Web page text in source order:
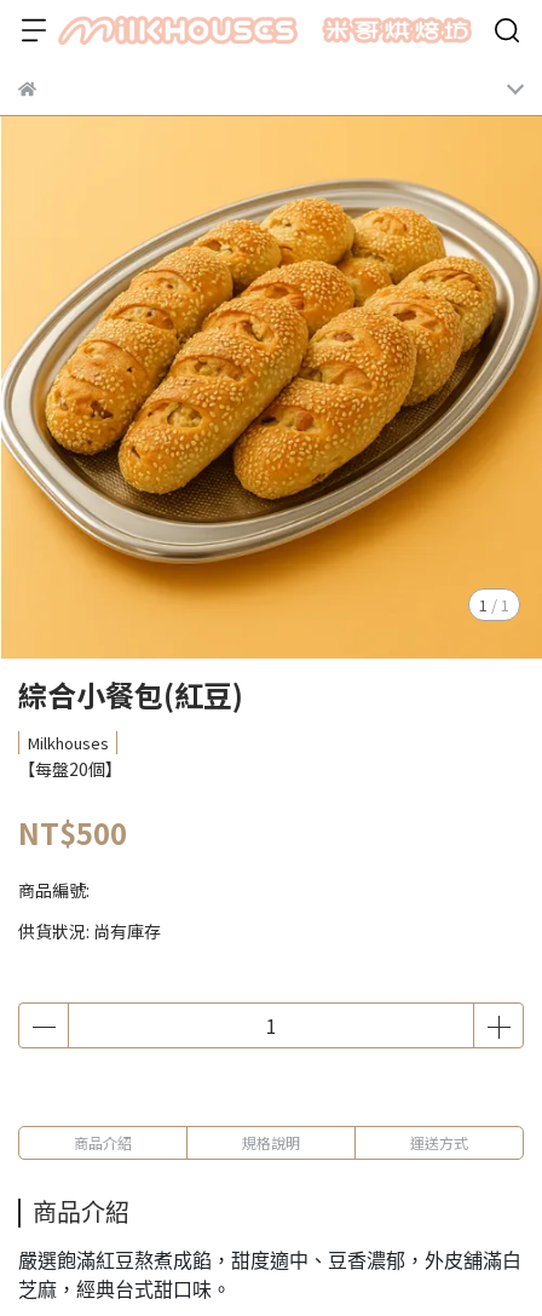
1 / 1
綜合小餐包(紅豆)
Milkhouses
【每盤20個】
NT$500
商品編號:
供貨狀況: 尚有庫存
商品介紹 規格說明 運送方式
商品介紹
嚴選飽滿紅豆熬煮成餡，甜度適中、豆香濃郁，外皮舖滿白
芝麻，經典台式甜口味。